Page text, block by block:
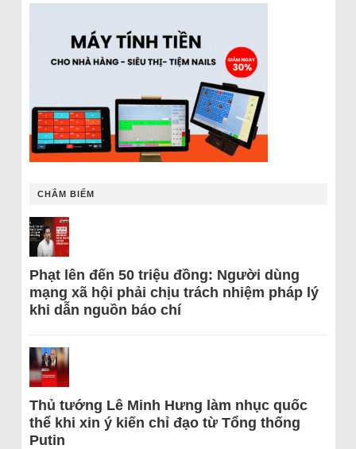
CHÂM BIẾM
Phạt lên đến 50 triệu đồng: Người dùng
mạng xã hội phải chịu trách nhiệm pháp lý
khi dẫn nguồn báo chí
Thủ tướng Lê Minh Hưng làm nhục quốc
thể khi xin ý kiến chỉ đạo từ Tổng thống
Putin